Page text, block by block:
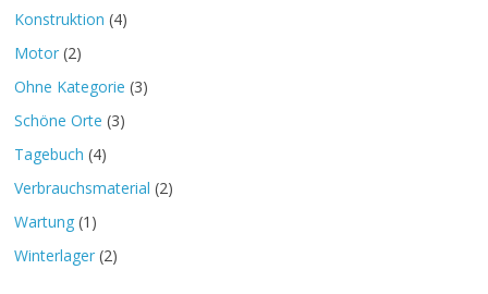
Konstruktion (4)
Motor (2)
Ohne Kategorie (3)
Schöne Orte (3)
Tagebuch (4)
Verbrauchsmaterial (2)
Wartung (1)
Winterlager (2)